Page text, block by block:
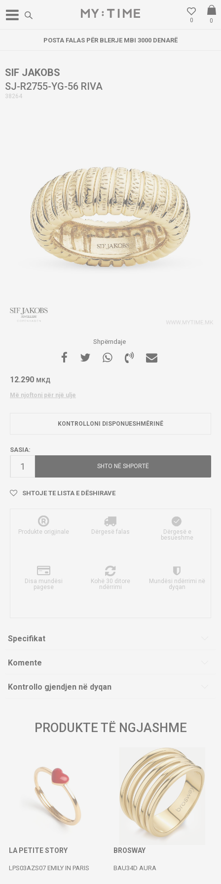
0
0
POSTA FALAS PËR BLERJE MBI 3000 DENARË
SIF JAKOBS
SJ-R2755-YG-56 RIVA
38264
Shpërndaje
12.290 МКД
Më njoftoni për një ulje
KONTROLLONI DISPONUESHMËRINË
SASIA:
SHTO NË SHPORTË
SHTOJE TE LISTA E DËSHIRAVE
Produkte origjinale Dërgesë falas
Dërgesë e
besueshme
Disa mundësi
pagese
Kohë 30 ditore
ndërrimi
Mundësi ndërrimi në
dyqan
Specifikat
Komente
Kontrollo gjendjen në dyqan
PRODUKTE TË NGJASHME
LA PETITE STORY
LPS03AZS07 EMILY IN PARIS
BROSWAY
BAU34D AURA